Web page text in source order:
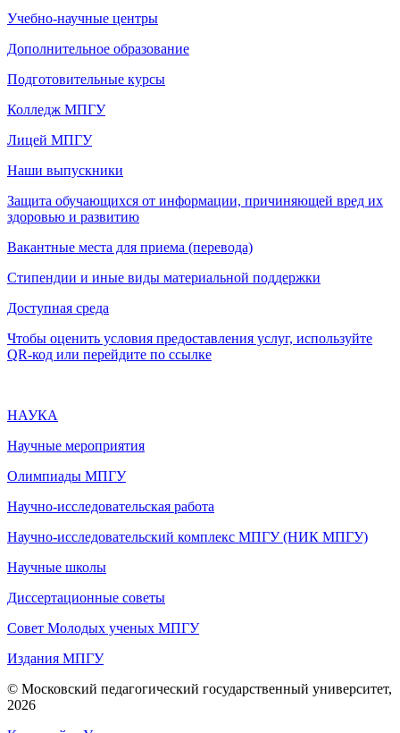
Учебно-научные центры
Дополнительное образование
Подготовительные курсы
Колледж МПГУ
Лицей МПГУ
Наши выпускники
Защита обучающихся от информации, причиняющей вред их
здоровью и развитию
Вакантные места для приема (перевода)
Стипендии и иные виды материальной поддержки
Доступная среда
Чтобы оценить условия предоставления услуг, используйте
QR-код или перейдите по ссылке
НАУКА
Научные мероприятия
Олимпиады МПГУ
Научно-исследовательская работа
Научно-исследовательский комплекс МПГУ (НИК МПГУ)
Научные школы
Диссертационные советы
Совет Молодых ученых МПГУ
Издания МПГУ
© Московский педагогический государственный университет,
2026